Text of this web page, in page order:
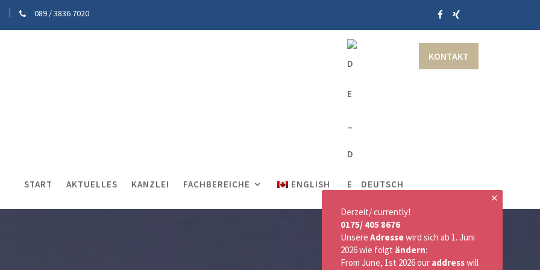
089 / 3836 7020
KONTAKT
START AKTUELLES KANZLEI FACHBEREICHE ENGLISH DEUTSCH
✕
Derzeit/ currently!
0175/ 405 8676
Unsere Adressewird sich ab 1. Juni
2026 wie folgt ändern:
From June, 1st 2026 our addresswill